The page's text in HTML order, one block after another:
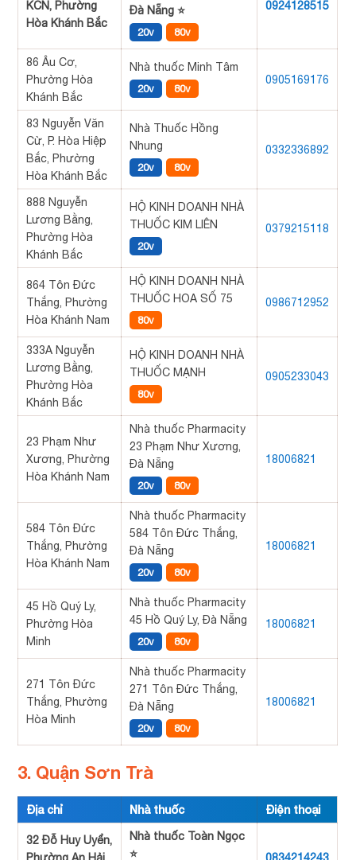
KCN, Phường
Hòa Khánh Bắc
Đà Nẵng ⭐
20v 80v
0924128515
86 Âu Cơ,
Phường Hòa
Khánh Bắc
Nhà thuốc Minh Tâm
20v 80v
0905169176
83 Nguyễn Văn
Cừ, P. Hòa Hiệp
Bắc, Phường
Hòa Khánh Bắc
Nhà Thuốc Hồng
Nhung
20v 80v
0332336892
888 Nguyễn
Lương Bằng,
Phường Hòa
Khánh Bắc
HỘ KINH DOANH NHÀ
THUỐC KIM LIÊN
20v
0379215118
864 Tôn Đức
Thắng, Phường
Hòa Khánh Nam
HỘ KINH DOANH NHÀ
THUỐC HOA SỐ 75
80v
0986712952
333A Nguyễn
Lương Bằng,
Phường Hòa
Khánh Bắc
HỘ KINH DOANH NHÀ
THUỐC MẠNH
80v
0905233043
23 Phạm Như
Xương, Phường
Hòa Khánh Nam
Nhà thuốc Pharmacity
23 Phạm Như Xương,
Đà Nẵng
20v 80v
18006821
584 Tôn Đức
Thắng, Phường
Hòa Khánh Nam
Nhà thuốc Pharmacity
584 Tôn Đức Thắng,
Đà Nẵng
20v 80v
18006821
45 Hồ Quý Ly,
Phường Hòa
Minh
Nhà thuốc Pharmacity
45 Hồ Quý Ly, Đà Nẵng
20v 80v
18006821
271 Tôn Đức
Thắng, Phường
Hòa Minh
Nhà thuốc Pharmacity
271 Tôn Đức Thắng,
Đà Nẵng
20v 80v
18006821
3. Quận Sơn Trà
Địa chỉ Nhà thuốc Điện thoại
32 Đỗ Huy Uyển,
Nhà thuốc Toàn Ngọc
⭐